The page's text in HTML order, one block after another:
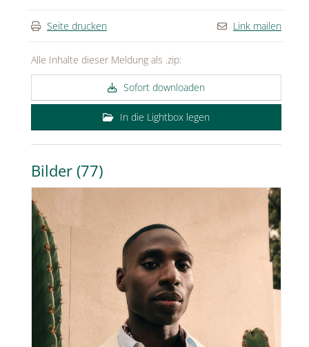
Seite drucken Link mailen
Alle Inhalte dieser Meldung als .zip:
Sofort downloaden
In die Lightbox legen
Bilder (77)